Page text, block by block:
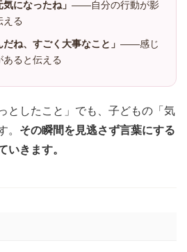
気になったね」 ——自分の行動が影
える
だね、すごく大事なこと」 ——感じ
ると伝える
としたこと」でも、子どもの「気
。 その瞬間を見逃さず言葉にする
いきます。